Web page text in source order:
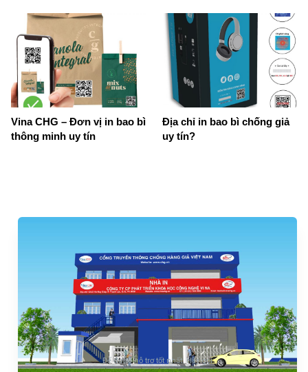
Vina CHG – Đơn vị in bao bì
thông minh uy tín
Địa chỉ in bao bì chống giả
uy tín?
Để được hỗ trợ tốt nhất. Hãy gọi